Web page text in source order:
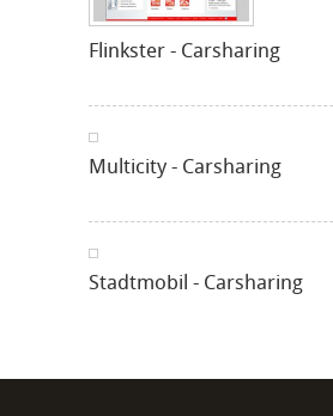
Flinkster - Carsharing
Multicity - Carsharing
Stadtmobil - Carsharing